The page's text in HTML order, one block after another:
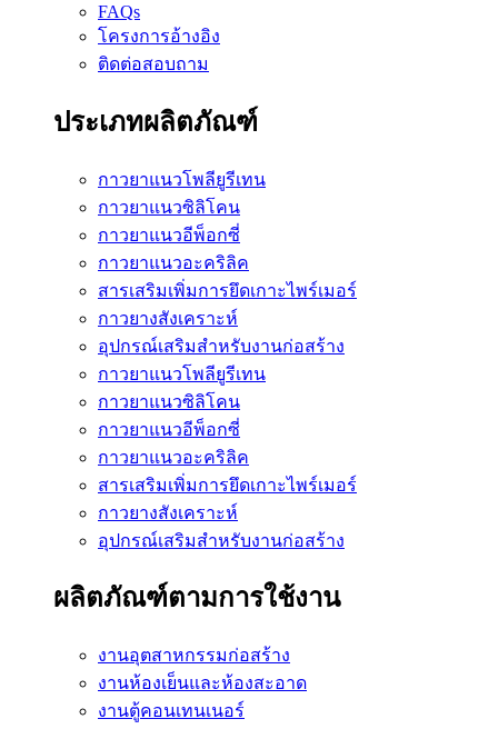
FAQs
โครงการอ้างอิง
ติดต่อสอบถาม
ประเภทผลิตภัณฑ์
กาวยาแนวโพลียูรีเทน
กาวยาแนวซิลิโคน
กาวยาแนวอีพ็อกซี่
กาวยาแนวอะคริลิค
สารเสริมเพิ่มการยึดเกาะไพร์เมอร์
กาวยางสังเคราะห์
อุปกรณ์เสริมสำหรับงานก่อสร้าง
กาวยาแนวโพลียูรีเทน
กาวยาแนวซิลิโคน
กาวยาแนวอีพ็อกซี่
กาวยาแนวอะคริลิค
สารเสริมเพิ่มการยึดเกาะไพร์เมอร์
กาวยางสังเคราะห์
อุปกรณ์เสริมสำหรับงานก่อสร้าง
ผลิตภัณฑ์ตามการใช้งาน
งานอุตสาหกรรมก่อสร้าง
งานห้องเย็นและห้องสะอาด
งานตู้คอนเทนเนอร์